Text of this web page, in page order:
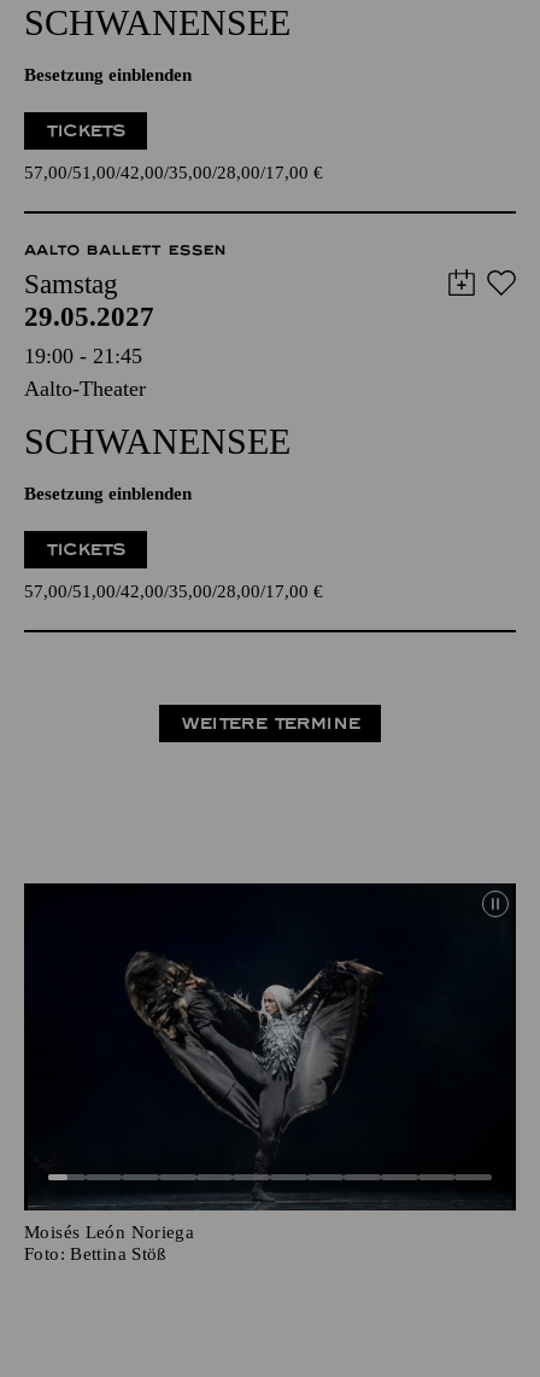
SCHWANEN­SEE
Besetzung einblenden
TICKETS
57,00 51,00 42,00 35,00 28,00 17,00 €
AALTO BALLETT ESSEN
Samstag
29.05.2027
19:00 - 21:45
Aalto-Theater
SCHWANEN­SEE
Besetzung einblenden
TICKETS
57,00 51,00 42,00 35,00 28,00 17,00 €
WEITERE TERMINE
Moisés León Noriega
Foto: Bettina Stöß